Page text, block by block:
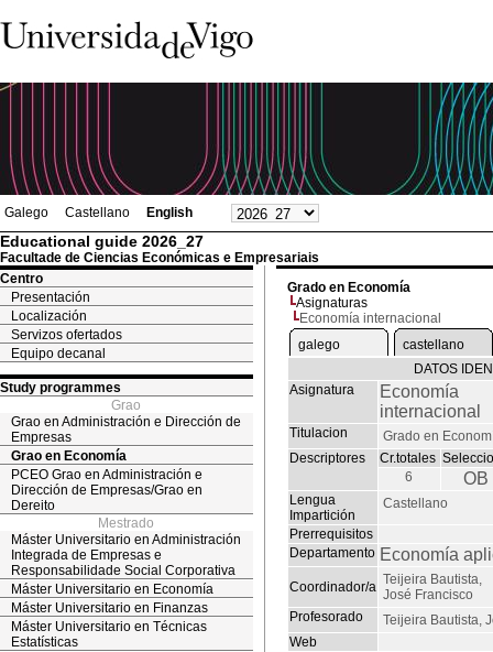
Galego Castellano English
Educational guide 2026_27
Facultade de Ciencias Económicas e Empresariais
Centro
Presentación
Localización
Servizos ofertados
Equipo decanal
Study programmes
Grao
Grao en Administración e Dirección de
Empresas
Grao en Economía
PCEO Grao en Administración e
Dirección de Empresas/Grao en
Dereito
Mestrado
Máster Universitario en Administración
Integrada de Empresas e
Responsabilidade Social Corporativa
Máster Universitario en Economía
Máster Universitario en Finanzas
Máster Universitario en Técnicas
Estatísticas
Grado en Economía
Asignaturas
Economía internacional
galego
castellano
DATOS
Asignatura
Economía
internacional
Titulacion
Grado en
Descriptores
Cr.totales
6
OB
Lengua
Impartición
Castellano
Prerrequisitos
Departamento Economía
Coordinador/a Teijeira Bautista,
José Francisco
Profesorado
Teijeira Bautista,
Web